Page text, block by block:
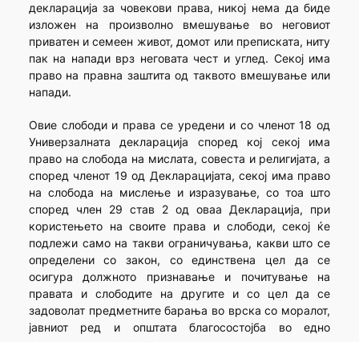
декларација за човекови права, никој нема да биде
изложен на произволно вмешување во неговиот
приватен и семеен живот, домот или преписката, ниту
пак на напади врз неговата чест и углед. Секој има
право на правна заштита од таквото вмешување или
напади.
Овие слободи и права се уредени и со членот 18 од
Универзалната декларација според кој секој има
право на слобода на мислата, совеста и религијата, а
според членот 19 од Декларацијата, секој има право
на слобода на мислење и изразување, со тоа што
според член 29 став 2 од оваа Декларација, при
користењето на своите права и слободи, секој ќе
подлежи само на такви ограничувања, какви што се
определени со закон, со единствена цел да се
осигура должното признавање и почитување на
правата и слободите на другите и со цел да се
задоволат предметните барања во врска со моралот,
јавниот ред и општата благосостојба во едно